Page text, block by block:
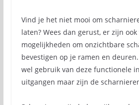
Vind je het niet mooi om
laten? Wees dan gerust, er zijn
mogelijkheden om onzichtbare
bevestigen op je ramen en
wel gebruik van deze functionele
uitgangen maar zijn de